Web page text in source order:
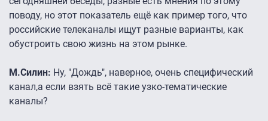
поводу, но этот показатель ещё как пример того, что
российские телеканалы ищут разные варианты, как
обустроить свою жизнь на этом рынке.
М.Силин: Ну, "Дождь", наверное, очень специфический
канал,а если взять всё такие узко-тематические
каналы?